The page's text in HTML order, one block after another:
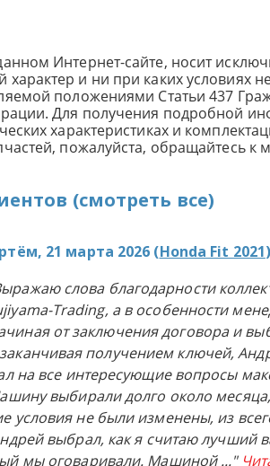
Интернет-сайте, носит
и ни при каких условиях
положениями Статьи 437
Для получения подробной
характеристиках и
пожалуйста, обращайтесь к
(смотреть все)
21 марта 2026 (Honda Fit 2021
слова благодарности
Trading, а в особенности
от заключения договора и
получением ключей,
на все интересующие вопросы
выбирали долго около
условия не были изменены, из
выбрал, как я считаю лучший
мы оговаривали. Машиной..."